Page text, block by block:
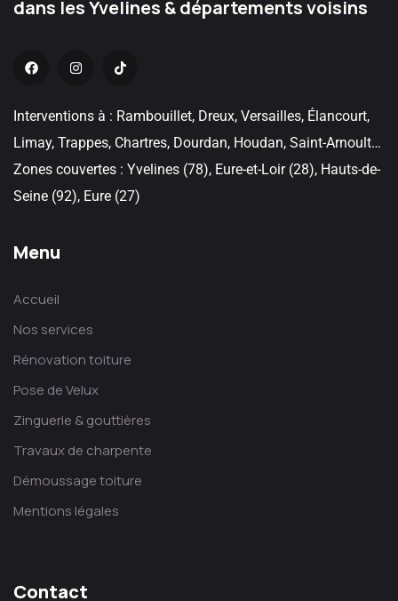
dans les Yvelines & départements voisins
Interventions à : Rambouillet, Dreux, Versailles, Élancourt,
Limay, Trappes, Chartres, Dourdan, Houdan, Saint-Arnoult…
Zones couvertes : Yvelines (78), Eure-et-Loir (28), Hauts-de-
Seine (92), Eure (27)
Menu
Accueil
Nos services
Rénovation toiture
Pose de Velux
Zinguerie & gouttières
Travaux de charpente
Démoussage toiture
Mentions légales
Contact